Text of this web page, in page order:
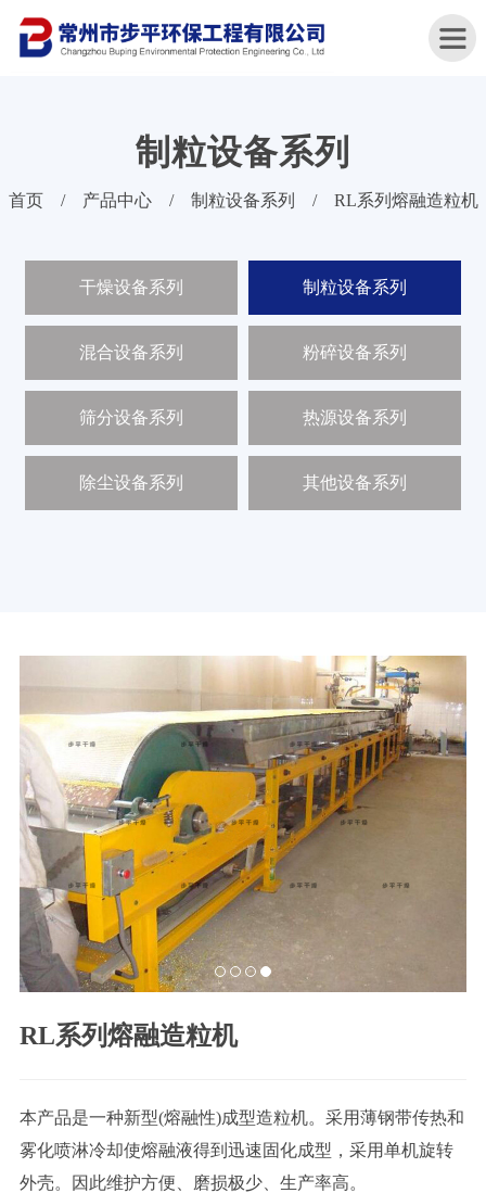
于
我
产
品
例
客
户
中
心
人
才
中
心
联
系
制粒设备系列
首页/ 产品中心/ 制粒设备系列 / RL系列熔融造粒机
干燥设备系列 制粒设备系列
混合设备系列 粉碎设备系列
筛分设备系列 热源设备系列
除尘设备系列 其他设备系列
RL系列熔融造粒机
本产品是一种新型(熔融性)成型造粒机。采用薄钢带传热和
雾化喷淋冷却使熔融液得到迅速固化成型，采用单机旋转
外壳。因此维护方便、磨损极少、生产率高。